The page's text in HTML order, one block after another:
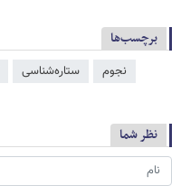
برچسب‌ها
نجوم ستاره‌شناسی
نظر شما